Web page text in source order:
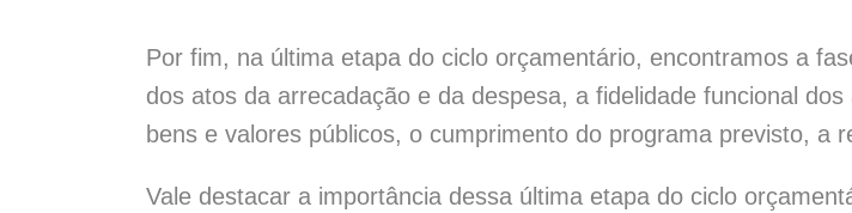
Por fim, na última etapa do ciclo orçamentário, encontramos a
dos atos da arrecadação e da despesa, a fidelidade funcional
bens e valores públicos, o cumprimento do programa previsto, a
Vale destacar a importância dessa última etapa do ciclo